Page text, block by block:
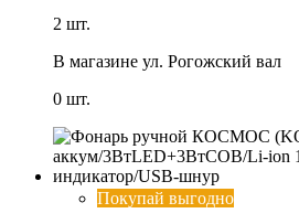
2 шт.
В магазине ул. Рогожский вал
0 шт.
Покупай выгодно